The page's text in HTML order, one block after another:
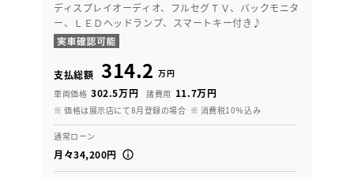
ディスプレイオーディオ、フルセグＴＶ、バックモニタ
ー、ＬＥＤヘッドランプ、スマートキー付き♪
支払総額 314.2 万円
車両価格 302.5万円 諸費用 11.7万円
※ 価格は展示店にて8月登録の場合 ※ 消費税10％込み
通常ローン
月々34,200円